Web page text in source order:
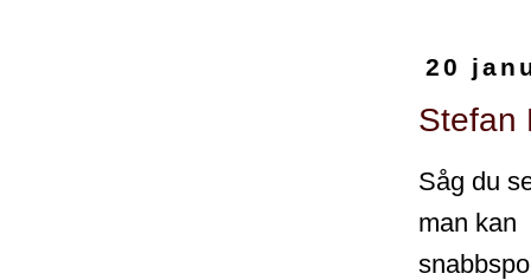
20
Stefan
Såg du
man kan